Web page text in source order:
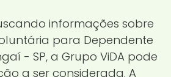
informações sobre
para Dependente
- SP, a Grupo ViDA pode
a ser considerada. A